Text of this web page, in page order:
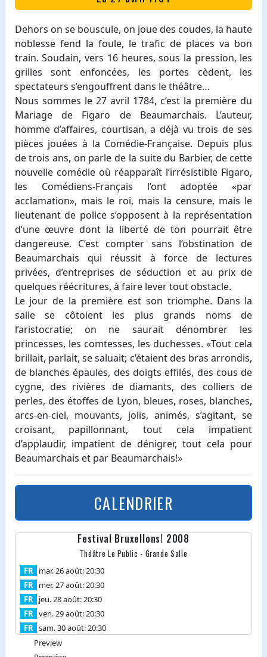
Dehors on se bouscule, on joue des coudes, la haute
noblesse fend la foule, le trafic de places va bon
train. Soudain, vers 16 heures, sous la pression, les
grilles sont enfoncées, les portes cèdent, les
spectateurs s’engouffrent dans le théâtre…
Nous sommes le 27 avril 1784, c’est la première du
Mariage de Figaro de Beaumarchais. L’auteur,
homme d’affaires, courtisan, a déjà vu trois de ses
pièces jouées à la Comédie-Française. Depuis plus
de trois ans, on parle de la suite du Barbier, de cette
nouvelle comédie où réapparaît l’irrésistible Figaro,
les Comédiens-Français l’ont adoptée «par
acclamation», mais le roi, mais la censure, mais le
lieutenant de police s’opposent à la représentation
d’une œuvre dont la liberté de ton pourrait être
dangereuse. C’est compter sans l’obstination de
Beaumarchais qui réussit à force de lectures
privées, d’entreprises de séduction et au prix de
quelques réécritures, à faire lever tout obstacle.
Le jour de la première est son triomphe. Dans la
salle se côtoient les plus grands noms de
l’aristocratie; on ne saurait dénombrer les
princesses, les comtesses, les duchesses. «Tout cela
brillait, parlait, se saluait; c’étaient des bras arrondis,
de blanches épaules, des doigts effilés, des cous de
cygne, des rivières de diamants, des colliers de
perles, des étoffes de Lyon, bleues, roses, blanches,
arcs-en-ciel, mouvants, jolis, animés, s’agitant, se
croisant, papillonnant, tout cela impatient
d’applaudir, impatient de dénigrer, tout cela pour
Beaumarchais et par Beaumarchais!»
CALENDRIER
Festival Bruxellons! 2008
Théâtre Le Public - Grande Salle
FR mar. 26 août: 20:30
FR mer. 27 août: 20:30
FR jeu. 28 août: 20:30
FR ven. 29 août: 20:30
FR sam. 30 août: 20:30
Preview